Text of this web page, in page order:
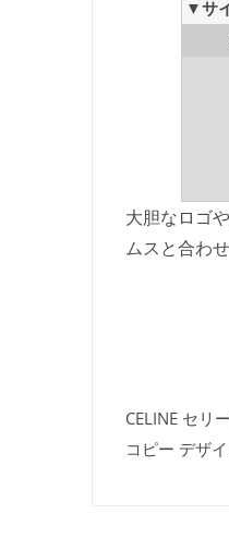
▼サ
大胆なロゴ
ムスと合わ
CELINE セリ
コピー デザ